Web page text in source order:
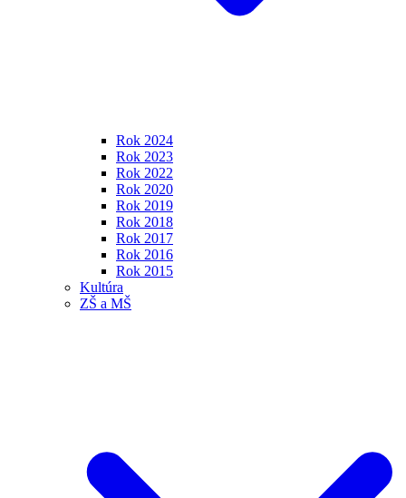
Rok 2024
Rok 2023
Rok 2022
Rok 2020
Rok 2019
Rok 2018
Rok 2017
Rok 2016
Rok 2015
Kultúra
ZŠ a MŠ